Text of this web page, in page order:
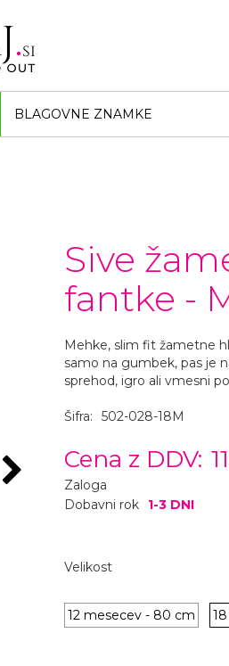
BLAGOVNE ZNAMKE
Sive
fantke -
Mehke, slim fit žametne
samo na gumbek, pas je
sprehod, igro ali vmesni
Šifra: 502-028-18M
Cena z DDV:
Zaloga
Dobavni rok
1-3 DNI
Velikost
12 mesecev - 80 cm